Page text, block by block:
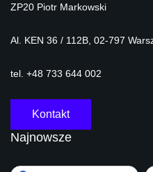
ZP20 Piotr Markowski
Al. KEN 36 / 112B, 02-797
tel. +48 733 644 002
Kontakt
Najnowsze